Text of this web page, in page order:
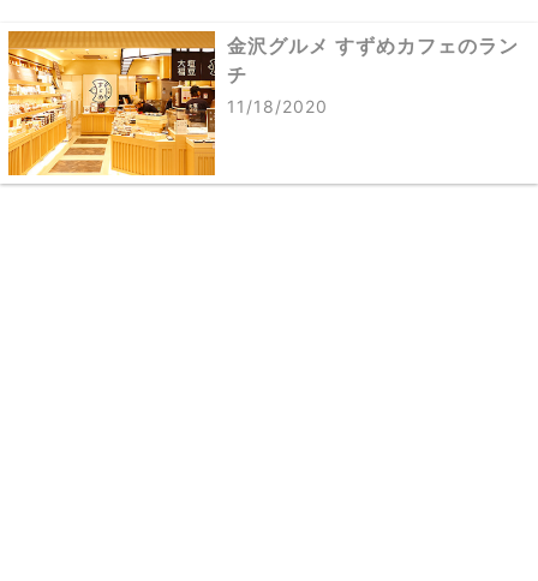
金沢グルメ すずめカフェのラン
チ
11/18/2020